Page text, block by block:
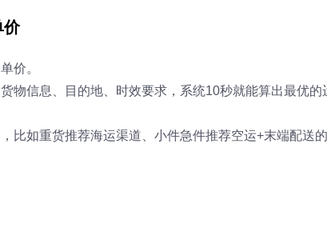
价
价。
物信息、目的地、时效要求，系统10秒就能算出最优的
比如重货推荐海运渠道、小件急件推荐空运+末端配送